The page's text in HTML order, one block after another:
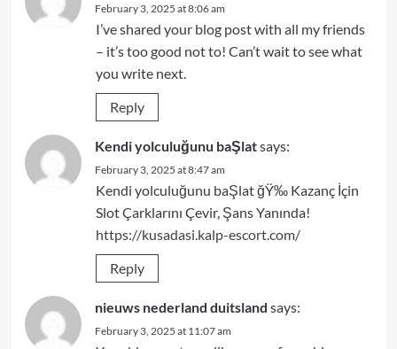
February 3, 2025 at 8:06 am
I’ve shared your blog post with all my friends
– it’s too good not to! Can’t wait to see what
you write next.
Reply
Kendi yolculuğunu baŞlatsays:
February 3, 2025 at 8:47 am
Kendi yolculuğunu baŞlat ğŸ‰ Kazanç İçin
Slot Çarklarını Çevir, Şans Yanında!
https://kusadasi.kalp-escort.com/
Reply
nieuws nederland duitsland says:
February 3, 2025 at 11:07 am